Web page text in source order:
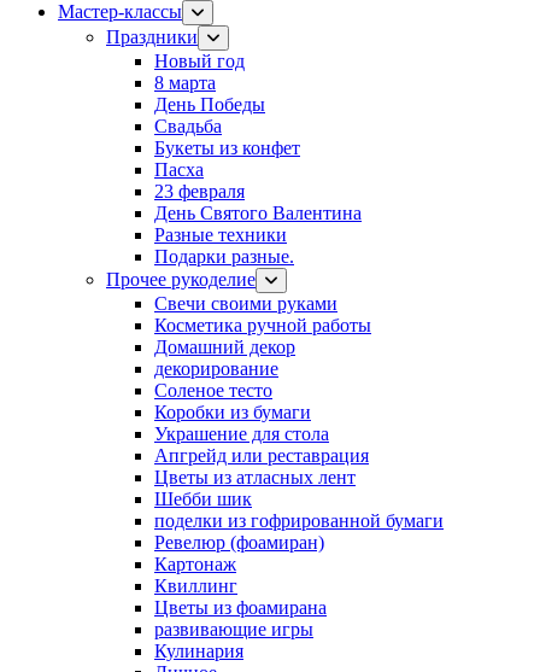
Мастер-классы
Праздники
Новый год
8 марта
День Победы
Свадьба
Букеты из конфет
Пасха
23 февраля
День Святого Валентина
Разные техники
Подарки разные.
Прочее рукоделие
Свечи своими руками
Косметика ручной работы
Домашний декор
декорирование
Соленое тесто
Коробки из бумаги
Украшение для стола
Апгрейд или реставрация
Цветы из атласных лент
Шебби шик
поделки из гофрированной бумаги
Ревелюр (фоамиран)
Картонаж
Квиллинг
Цветы из фоамирана
развивающие игры
Кулинария